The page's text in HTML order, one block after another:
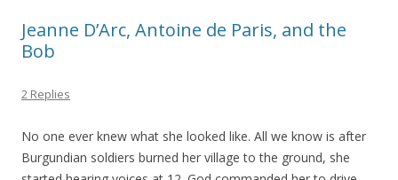
Jeanne D’Arc, Antoine de Paris, and the
Bob
2 Replies
No one ever knew what she looked like. All we know is after
Burgundian soldiers burned her village to the ground, she